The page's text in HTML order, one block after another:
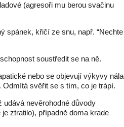
(agresoři mu berou svačinu
spánek, křičí ze snu, např. “Nechte
soustředit se na ně.
nebo se objevují výkyvy
svěřit se s tím, co je trápí.
nevěrohodné důvody
ztratilo), případně doma krade